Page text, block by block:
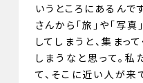
いうところにあるんで
さんから「旅」や「写
してしまうと、集まっ
しまうなと思って。
て、そこに近い人が来